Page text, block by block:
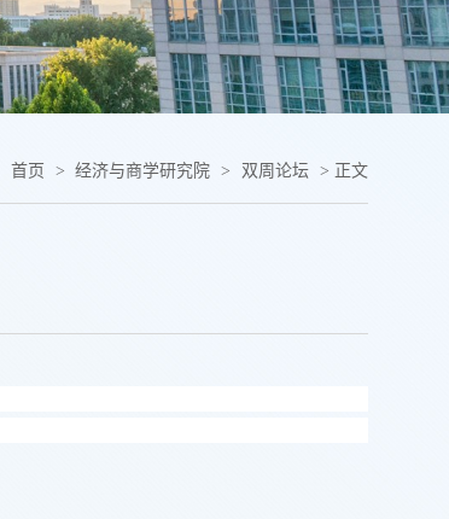
首页 > 经济与商学研究院 > 双周论坛 > 正文